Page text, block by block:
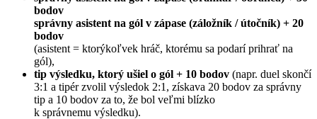
bodov
správny asistent na gól v zápase (záložník / útočník) + 20
bodov
(asistent = ktorýkoľvek hráč, ktorému sa podarí prihrať na
gól),
tip výsledku, ktorý ušiel o gól + 10 bodov (napr. duel skončí
3:1 a tipér zvolil výsledok 2:1, získava 20 bodov za správny
tip a 10 bodov za to, že bol veľmi blízko
k správnemu výsledku).